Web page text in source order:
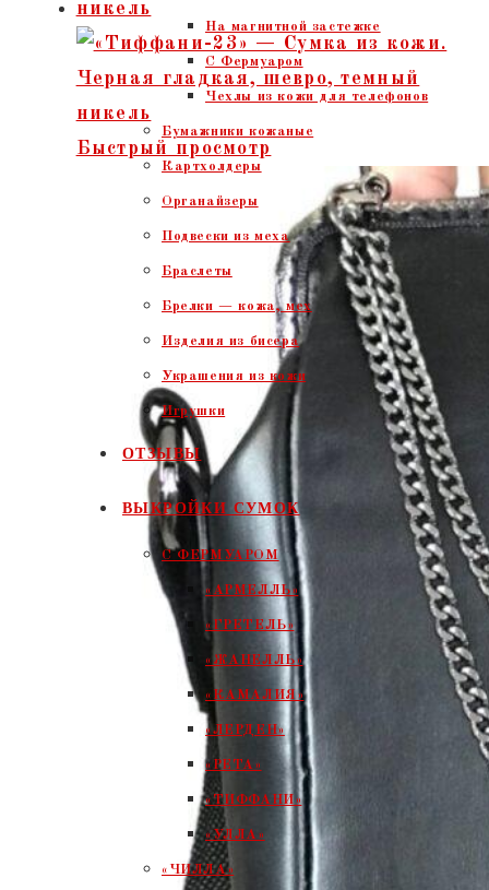
На магнитной застежке
С Фермуаром
Чехлы из кожи для телефонов
Бумажники кожаные
Картхолдеры
Органайзеры
Подвески из меха
Браслеты
Брелки — кожа, мех
Изделия из бисера
Украшения из кожи
Игрушки
ОТЗЫВЫ
ВЫКРОЙКИ СУМОК
С ФЕРМУАРОМ
«АРМЕЛЛЬ»
«ГРЕТЕЛЬ»
«ЖАНЕЛЛЬ»
«КАМАЛИЯ»
«ЛЕРДЕН»
«РЕТА»
«ТИФФАНИ»
«УЛЛА»
«ЧИЛЛА»
Быстрый просмотр